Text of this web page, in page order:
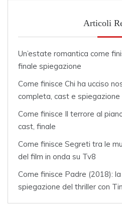
Articoli
Un’estate romantica come
finale spiegazione
Come finisce Chi ha ucciso
completa, cast e spiegazione
Come finisce Il terrore al
cast, finale
Come finisce Segreti tra le
del film in onda su Tv8
Come finisce Padre (2018):
spiegazione del thriller con